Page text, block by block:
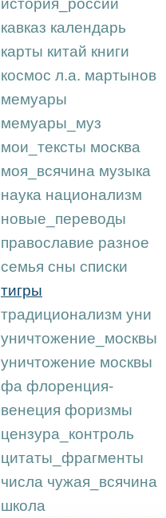
история_россии
кавказ календарь
карты китай книги
космос л.а. мартынов
мемуары
мемуары_муз
мои_тексты москва
моя_всячина музыка
наука национализм
новые_переводы
православие разное
семья сны списки
тигры
традиционализм уни
уничтожение_москвы
уничтожение москвы
фа флоренция-
венеция форизмы
цензура_контроль
цитаты_фрагменты
числа чужая_всячина
школа